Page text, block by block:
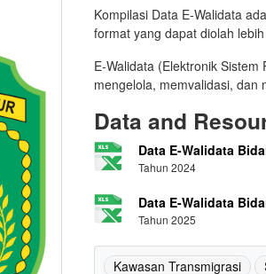
Kompilasi Data E-Walidata
format yang dapat diolah
E-Walidata (Elektronik
mengelola, memvalidasi, dan
Data and
Data E-Walidata
Tahun 2024
Data E-Walidata
Tahun 2025
Kawasan Transmigrasi